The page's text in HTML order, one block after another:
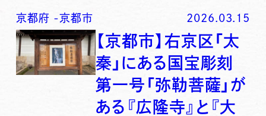
京都府 -京都市 2026.03.15
【京都市】右京区「太
秦」にある国宝彫刻
第一号「弥勒菩薩」が
ある『広隆寺』と『大